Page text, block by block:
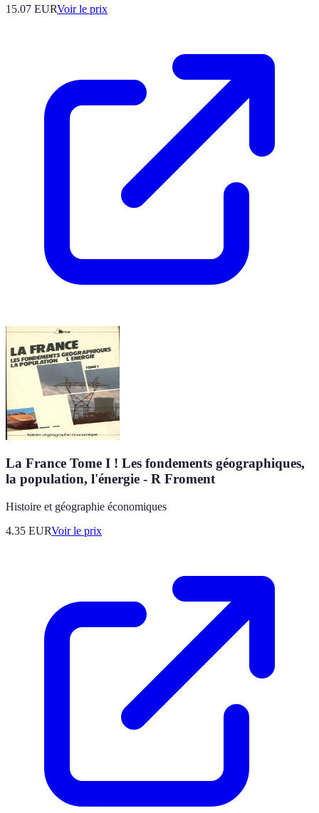
15.07 EURVoir le prix
La France Tome I ! Les fondements géographiques,
la population, l'énergie - R Froment
Histoire et géographie économiques
4.35 EURVoir le prix